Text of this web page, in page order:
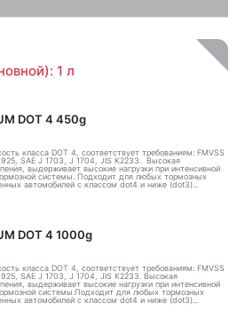
1 л
DOT 4 450g
класса DOT 4, соответствует требованиям: FMVSS
SAE J 1703, J 1704, JIS K2233. Высокая
выдерживает высокие нагрузки при интенсивной
системы. Подходит для любых тормозных
автомобилей с классом dot4 и ниже (dot3)...
DOT 4 1000g
класса DOT 4, соответствует требованиям: FMVSS
SAE J 1703, J 1704, JIS K2233. Высокая
выдерживает высокие нагрузки при интенсивной
системы.Подходит для любых тормозных
автомобилей с классом dot4 и ниже (dot3)...